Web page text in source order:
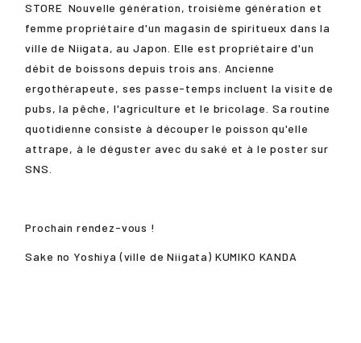
STORE Nouvelle génération, troisième génération et
femme propriétaire d'un magasin de spiritueux dans la
ville de Niigata, au Japon. Elle est propriétaire d'un
débit de boissons depuis trois ans. Ancienne
ergothérapeute, ses passe-temps incluent la visite de
pubs, la pêche, l'agriculture et le bricolage. Sa routine
quotidienne consiste à découper le poisson qu'elle
attrape, à le déguster avec du saké et à le poster sur
SNS.
Prochain rendez-vous !
Sake no Yoshiya (ville de Niigata) KUMIKO KANDA